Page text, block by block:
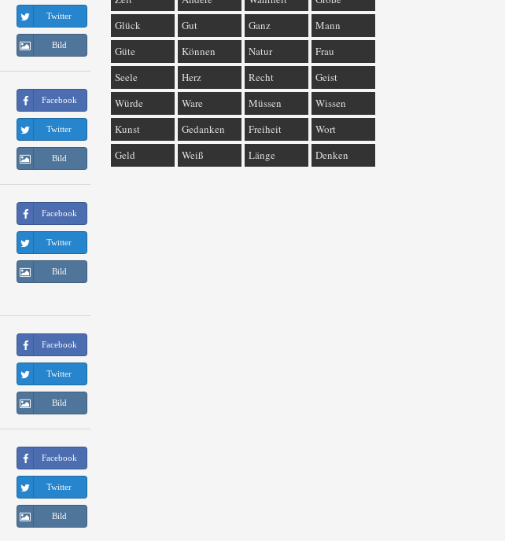
Twitter
Bild
Facebook
Twitter
Bild
Facebook
Twitter
Bild
Facebook
Twitter
Bild
Facebook
Twitter
Bild
Glück
Gut Ganz
Mann
Güte
Können Natur
Frau
Seele
Herz Recht
Geist
Würde
Ware Müssen
Wissen
Kunst
Gedanken Freiheit
Wort
Geld
Weiß Länge Denken